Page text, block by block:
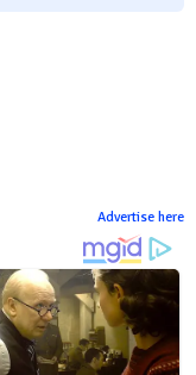
Advertise here